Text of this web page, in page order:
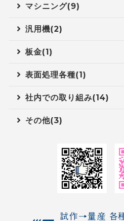
マシニング(9)
汎用機(2)
板金(1)
表面処理各種(1)
社内での取り組み(14)
その他(3)